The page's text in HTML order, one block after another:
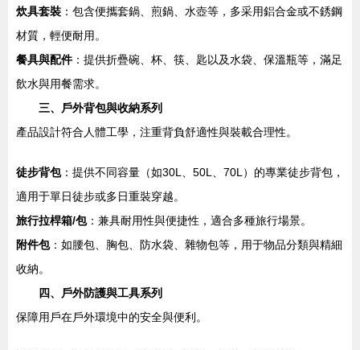
炊具套裝 ：包含便攜套鍋、煎鍋、水壺等，多采用鋁合金或不銹鋼
材質，輕便耐用。
餐具與配件：提供折疊碗、杯、筷、匙以及水袋、保溫瓶等，滿足
飲水與用餐需求。
三、戶外背包與收納系列
產品設計符合人體工學，注重背負舒適性與裝載合理性。
徒步背包：提供不同容量（如30L、50L、70L）的專業徒步背包，
適用于單日徒步或多日重裝穿越。
旅行拉桿箱/包：兼具耐用性與便捷性，適合多種旅行場景。
附件包：如腰包、胸包、防水袋、雜物包等，用于物品分類與精細
收納。
四、戶外防護與工具系列
保障用戶在戶外環境中的安全與便利。